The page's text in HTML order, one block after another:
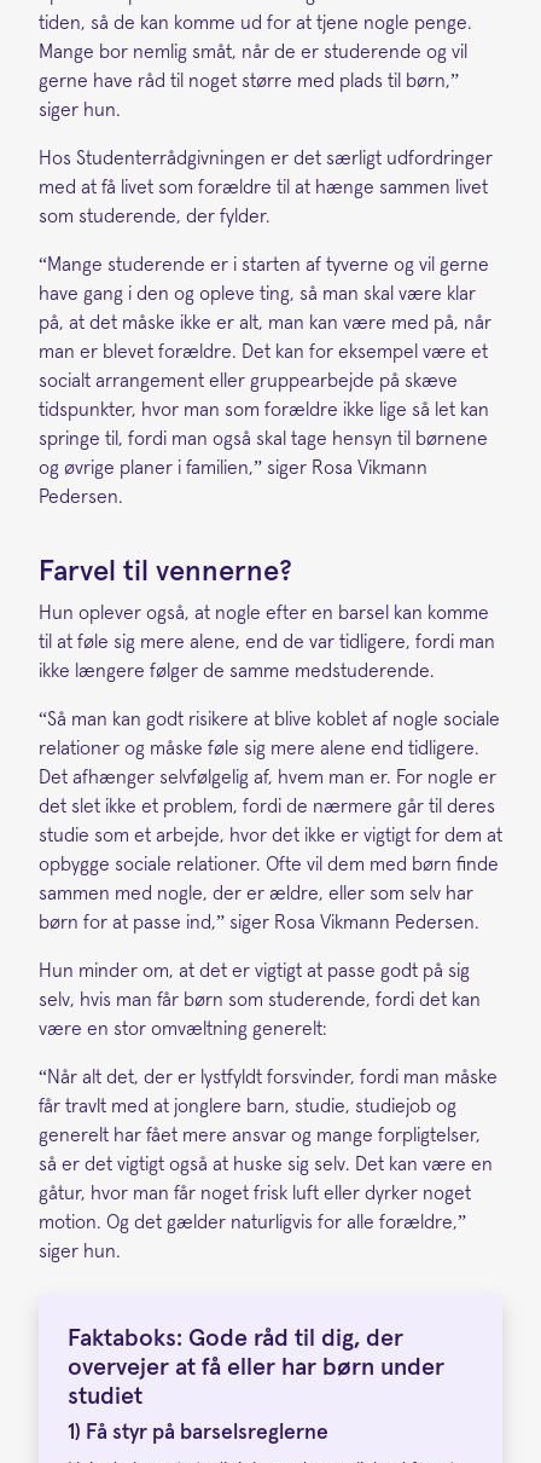
tiden, så de kan komme ud for at tjene nogle penge.
Mange bor nemlig småt, når de er studerende og vil
gerne have råd til noget større med plads til børn,”
siger hun.
Hos Studenterrådgivningen er det særligt udfordringer
med at få livet som forældre til at hænge sammen livet
som studerende, der fylder.
“Mange studerende er i starten af tyverne og vil gerne
have gang i den og opleve ting, så man skal være klar
på, at det måske ikke er alt, man kan være med på, når
man er blevet forældre. Det kan for eksempel være et
socialt arrangement eller gruppearbejde på skæve
tidspunkter, hvor man som forældre ikke lige så let kan
springe til, fordi man også skal tage hensyn til børnene
og øvrige planer i familien,” siger Rosa Vikmann
Pedersen.
Farvel til vennerne?
Hun oplever også, at nogle efter en barsel kan komme
til at føle sig mere alene, end de var tidligere, fordi man
ikke længere følger de samme medstuderende.
“Så man kan godt risikere at blive koblet af nogle sociale
relationer og måske føle sig mere alene end tidligere.
Det afhænger selvfølgelig af, hvem man er. For nogle er
det slet ikke et problem, fordi de nærmere går til deres
studie som et arbejde, hvor det ikke er vigtigt for dem at
opbygge sociale relationer. Ofte vil dem med børn finde
sammen med nogle, der er ældre, eller som selv har
børn for at passe ind,” siger Rosa Vikmann Pedersen.
Hun minder om, at det er vigtigt at passe godt på sig
selv, hvis man får børn som studerende, fordi det kan
være en stor omvæltning generelt:
“Når alt det, der er lystfyldt forsvinder, fordi man måske
får travlt med at jonglere barn, studie, studiejob og
generelt har fået mere ansvar og mange forpligtelser,
så er det vigtigt også at huske sig selv. Det kan være en
gåtur, hvor man får noget frisk luft eller dyrker noget
motion. Og det gælder naturligvis for alle forældre,”
siger hun.
Faktaboks: Gode råd til dig, der
overvejer at få eller har børn under
studiet
1) Få styr på barselsreglerne